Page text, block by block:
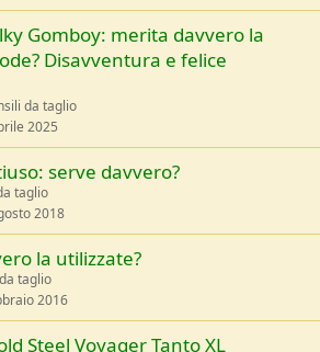
Gomboy: merita davvero la
Disavventura e felice
da taglio
2025
serve davvero?
taglio
2018
la utilizzate?
taglio
2016
Steel Voyager Tanto XL